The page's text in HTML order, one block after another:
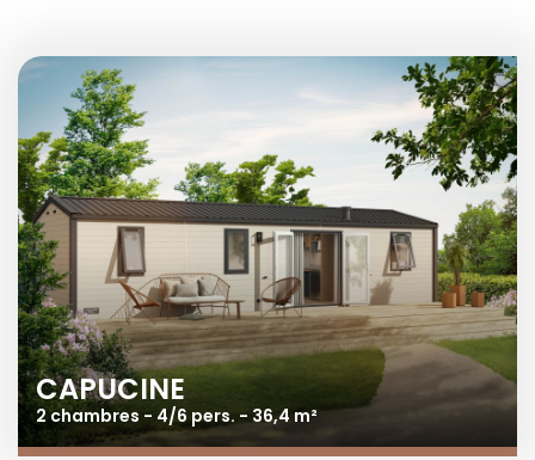
CAPUCINE
2 chambres - 4/6 pers. - 36,4 m²